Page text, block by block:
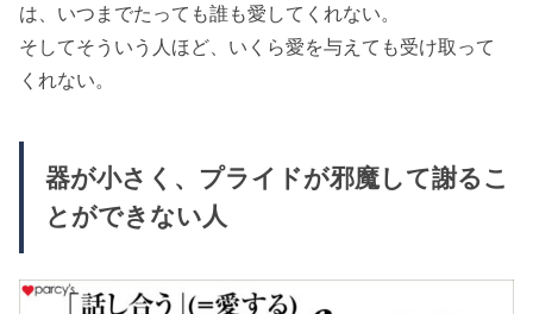
は、いつまでたっても誰も愛してくれない。
そしてそういう人ほど、いくら愛を与えても受け取って
くれない。
器が小さく、プライドが邪魔して謝るこ
とができない人